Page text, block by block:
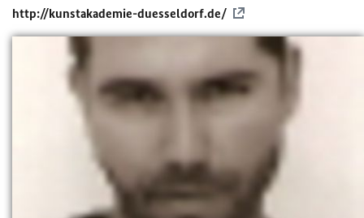
http://kunstakademie-duesseldorf.de/